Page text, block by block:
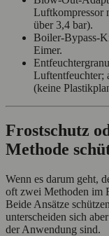
Luftkompressor
über 3,4 bar).
Eimer.
Luftentfeuchter;
(keine
Frostschutz
Methode
Wenn es darum geht,
oft zwei Methoden im
Beide Ansätze
unterscheiden sich
der Anwendung sind.